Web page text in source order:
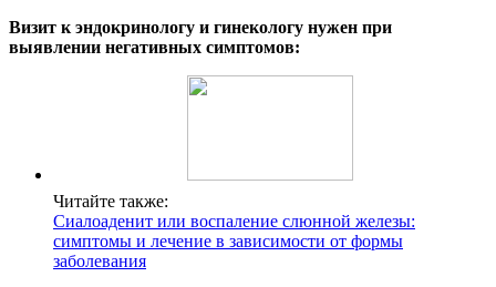
Визит к эндокринологу и гинекологу нужен при
выявлении негативных симптомов:
Читайте также:
Сиалоаденит или воспаление слюнной железы:
симптомы и лечение в зависимости от формы
заболевания